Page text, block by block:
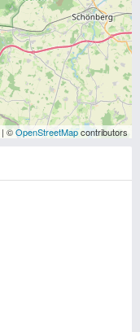
| ©OpenStreetMapcontributors